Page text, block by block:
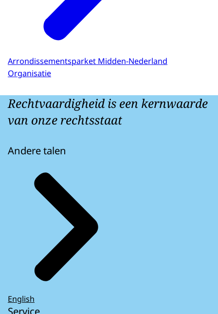
Arrondissementsparket Midden-Nederland
Organisatie
Rechtvaardigheid is een kernwaarde
van onze rechtsstaat
Andere talen
English